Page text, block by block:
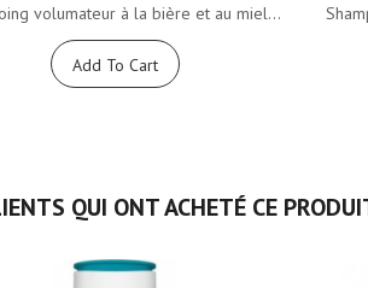
volumateur à la bière et au miel...
Add To Cart
QUI ONT ACHETÉ CE